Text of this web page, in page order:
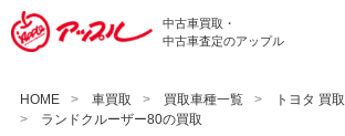
中古車買取・
中古車査定のアップル
HOME 車買取 買取車種一覧
トヨタ 買取
ランドクルーザー80の買取